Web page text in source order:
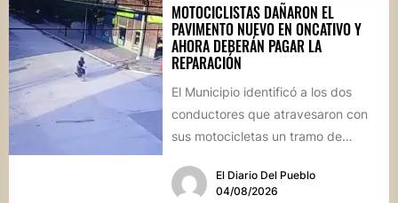
MOTOCICLISTAS DAÑARON EL
PAVIMENTO NUEVO EN ONCATIVO Y
AHORA DEBERÁN PAGAR LA
REPARACIÓN
El Municipio identificó a los dos
conductores que atravesaron con
sus motocicletas un tramo de
calle...
El Diario Del Pueblo
04/08/2026